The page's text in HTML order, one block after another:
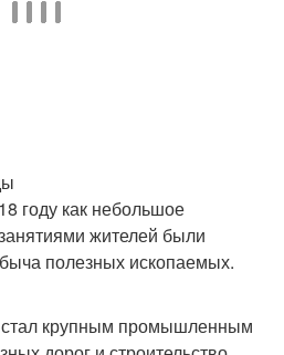
году как небольшое
жителей были
полезных ископаемых.
стал крупным промышленным